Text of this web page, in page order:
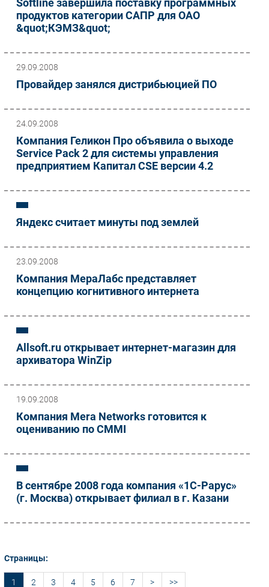
продуктов категории САПР для ОАО
&quot;КЭМЗ&quot;
29.09.2008
Провайдер занялся дистрибьюцией ПО
24.09.2008
Компания Геликон Про объявила о выходе
Service Pack 2 для системы управления
предприятием Капитал CSE версии 4.2
Яндекс считает минуты под землей
23.09.2008
Компания МераЛабс представляет
концепцию когнитивного интернета
Allsoft.ru открывает интернет-магазин для
архиватора WinZip
19.09.2008
Компания Mera Networks готовится к
оцениванию по CMMI
В сентябре 2008 года компания «1С-Рарус»
(г. Москва) открывает филиал в г. Казани
Страницы:
1 2 3 4 5 6 7 > >>